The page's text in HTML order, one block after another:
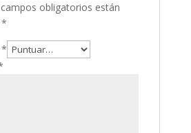
obligatorios están
*
*